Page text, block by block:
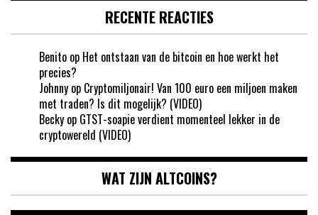
RECENTE REACTIES
Benito op Het ontstaan van de bitcoin en hoe werkt het
precies?
Johnny op Cryptomiljonair! Van 100 euro een miljoen maken
met traden? Is dit mogelijk? (VIDEO)
Becky op GTST-soapie verdient momenteel lekker in de
cryptowereld (VIDEO)
WAT ZIJN ALTCOINS?